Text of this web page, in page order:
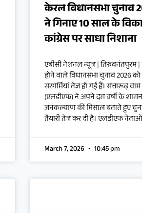
केरल विधानसभा चुनाव
ने गिनाए 10 साल के
कांग्रेस पर साधा निशाना
एबीसी नेशनल न्यूज | तिरुवनंतपुरम |
होने वाले विधानसभा चुनाव 2026
सरगर्मियां तेज हो गई हैं। सत्तारूढ़ वाम
(एलडीएफ) ने अपने दस वर्षों के
जनकल्याण की मिसाल बताते हुए
तैयारी तेज कर दी है। एलडीएफ
March 7, 2026 10:45 pm